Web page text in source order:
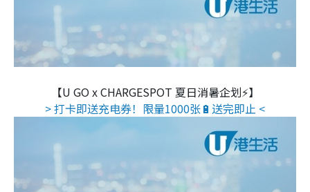
【U GO x CHARGESPOT 夏日消暑企划⚡】
> 打卡即送充电券！限量1000张🔋送完即止 <